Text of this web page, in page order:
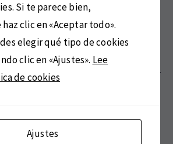
access array offset on value of type
httpdocs/wp-
template/composer/agni_vc_
7651
Si te parece bien,
clic en «Aceptar todo».
elegir qué tipo de cookies
clic en «Ajustes». Lee
de cookies
Ajustes